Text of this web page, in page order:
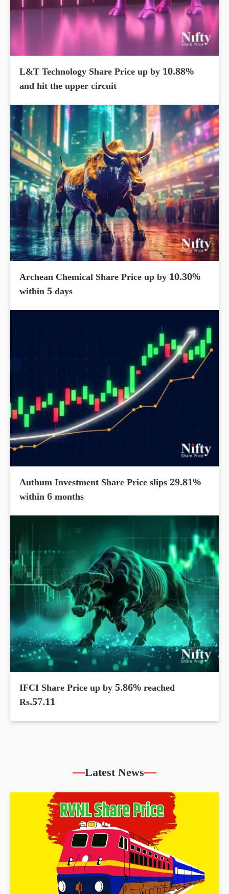
L&T Technology Share Price up by 10.88%
and hit the upper circuit
Archean Chemical Share Price up by 10.30%
within 5 days
Authum Investment Share Price slips 29.81%
within 6 months
IFCI Share Price up by 5.86% reached
Rs.57.11
Latest News